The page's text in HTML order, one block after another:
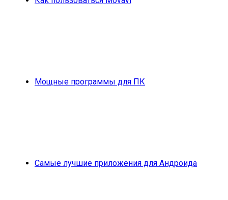
Мощные программы для ПК
Самые лучшие приложения для Андроида